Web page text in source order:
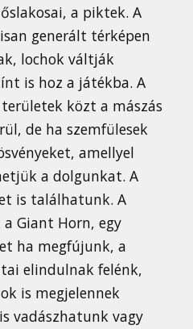
a piktek. A
generált térképen
lochok váltják
is hoz a játékba. A
közt a mászás
de ha szemfülesek
amellyel
a dolgunkat. A
is találhatunk. A
Giant Horn, egy
ha megfújunk, a
elindulnak felénk,
is megjelennek
vadászhatunk vagy